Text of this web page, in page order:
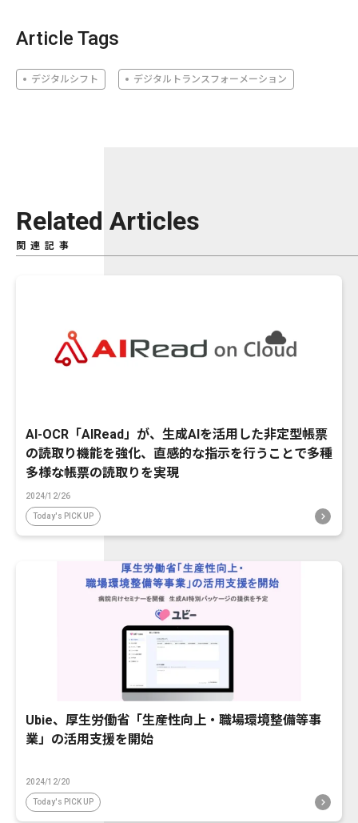
Article Tags
デジタルシフト デジタルトランスフォーメーション
Related Articles
関連記事
AI-OCR「AIRead」が、生成AIを活用した非定型帳票
の読取り機能を強化、直感的な指示を行うことで多種
多様な帳票の読取りを実現
2024/12/26
Today's PICK UP
Ubie、厚生労働省「生産性向上・職場環境整備等事
業」の活用支援を開始
2024/12/20
Today's PICK UP